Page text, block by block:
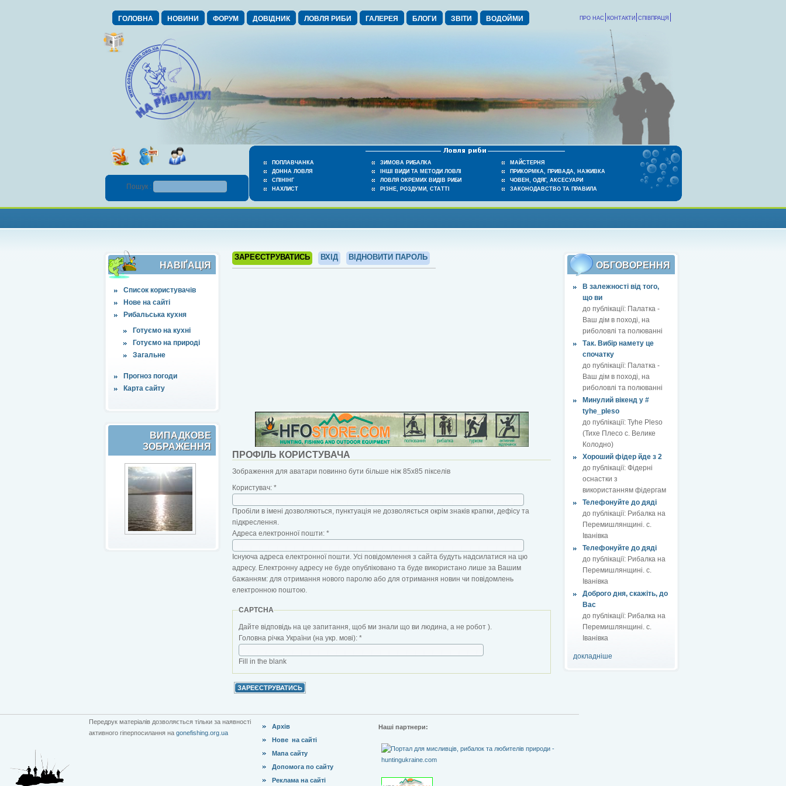
ГОЛОВНА НОВИНИ ФОРУМ ДОВІДНИК ЛОВЛЯ РИБИ ГАЛЕРЕЯ БЛОГИ ЗВІТИ ВОДОЙМИ СПІВПРАЦЯ
КОНТАКТИ
ПРО НАС
ПОПЛАВЧАНКА
ДОННА ЛОВЛЯ
СПІНІНГ
НАХЛИСТ
ЗИМОВА РИБАЛКА
ІНШІ ВИДИ ТА МЕТОДИ ЛОВЛІ
ЛОВЛЯ ОКРЕМИХ ВИДІВ РИБИ
РІЗНЕ, РОЗДУМИ, СТАТТІ
МАЙСТЕРНЯ
ПРИКОРМКА, ПРИВАДА, НАЖИВКА
ЧОВЕН, ОДЯГ, АКСЕСУАРИ
ЗАКОНОДАВСТВО ТА ПРАВИЛА
Пошук :
НАВІҐАЦІЯ
Список користувачів
Нове на сайті
Рибальська кухня
Готуємо на кухні
Готуємо на природі
Загальне
Прогноз погоди
Карта сайту
ВИПАДКОВЕ
ЗОБРАЖЕННЯ
ЗАРЕЄСТРУВАТИСЬ ВХІД ВІДНОВИТИ ПАРОЛЬ
ОБГОВОРЕННЯ
В залежності від того,
що ви
до публікації: Палатка -
Ваш дім в поході, на
риболовлі та полюванні
Так. Вибір намету це
спочатку
до публікації: Палатка -
Ваш дім в поході, на
риболовлі та полюванні
Минулий вікенд у #
tyhe_pleso
до публікації: Tyhe Pleso
(Тихе Плесо с. Велике
Колодно)
Хороший фідер йде з 2
до публікації: Фідерні
оснастки з
використанням фідергам
Телефонуйте до дяді
до публікації: Рибалка на
Перемишлянщині. с.
Іванівка
Телефонуйте до дяді
до публікації: Рибалка на
Перемишлянщині. с.
Іванівка
Доброго дня, скажіть, до
Вас
до публікації: Рибалка на
Перемишлянщині. с.
Іванівка
докладніше
ПРОФІЛЬ КОРИСТУВАЧА
Зображення для аватари повинно бути більше ніж 85x85 пікселів
Користувач: *
Пробіли в імені дозволяються, пунктуація не дозволяється окрім знаків крапки, дефісу та
підкреслення.
Адреса електронної пошти: *
Існуюча адреса електронної пошти. Усі повідомлення з сайта будуть надсилатися на цю
адресу. Електронну адресу не буде опубліковано та буде використано лише за Вашим
бажанням: для отримання нового паролю або для отримання новин чи повідомлень
електронною поштою.
CAPTCHA
Дайте відповідь на це запитання, щоб ми знали що ви людина, а не робот ).
Головна річка України (на укр. мові): *
Fill in the blank
Передрук матеріалів дозволяється тільки за наявності
активного гіперпосилання на gonefishing.org.ua
Архів
Нове на сайті
Мапа сайту
Допомога по сайту
Реклама на сайті
Наші партнери: